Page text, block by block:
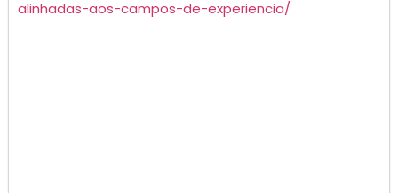
alinhadas-aos-campos-de-experiencia/